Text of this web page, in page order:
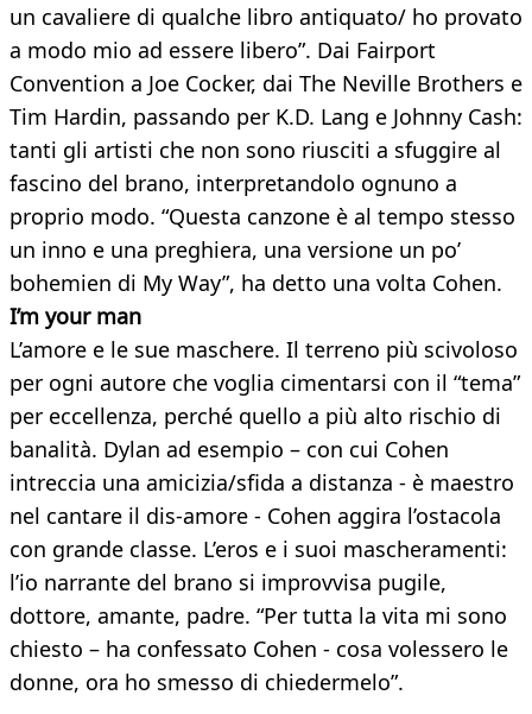
un cavaliere di qualche libro antiquato/ ho provato
a modo mio ad essere libero”. Dai Fairport
Convention a Joe Cocker, dai The Neville Brothers e
Tim Hardin, passando per K.D. Lang e Johnny Cash:
tanti gli artisti che non sono riusciti a sfuggire al
fascino del brano, interpretandolo ognuno a
proprio modo. “Questa canzone è al tempo stesso
un inno e una preghiera, una versione un po’
bohemien di My Way”, ha detto una volta Cohen.
I’m your man
L’amore e le sue maschere. Il terreno più scivoloso
per ogni autore che voglia cimentarsi con il “tema”
per eccellenza, perché quello a più alto rischio di
banalità. Dylan ad esempio – con cui Cohen
intreccia una amicizia/sfida a distanza - è maestro
nel cantare il dis-amore - Cohen aggira l’ostacola
con grande classe. L’eros e i suoi mascheramenti:
l’io narrante del brano si improvvisa pugile,
dottore, amante, padre. “Per tutta la vita mi sono
chiesto – ha confessato Cohen - cosa volessero le
donne, ora ho smesso di chiedermelo”.